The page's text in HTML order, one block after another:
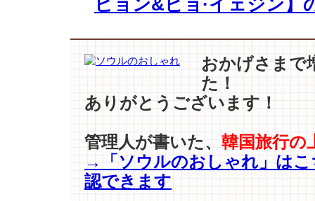
24.3%
ャ
え、
歴
代
ヒョン&ピョ·イェジン】
おかげさまで
た！
ありがとうございます！
管理人が書いた、 韓国旅行の
→「ソウルのおしゃれ」はこ
認できます